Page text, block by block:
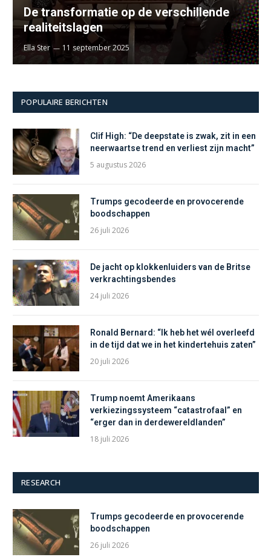
De transformatie op de verschillende
realiteitslagen
Ella Ster 11 september 2025
POPULAIRE BERICHTEN
Clif High: “De deepstate is zwak, zit in een
neerwaartse trend en verliest zijn macht”
5 augustus 2026
Trumps gecodeerde en provocerende
boodschappen
26 juli 2026
De jacht op klokkenluiders van de Britse
verkrachtingsbendes
24 juli 2026
Ronald Bernard: “Ik heb het wél overleefd
in de tijd dat we in het kindertehuis zaten”
20 juli 2026
Trump noemt Amerikaans
verkiezingssysteem “catastrofaal” en
“erger dan in derdewereldlanden”
18 juli 2026
RESEARCH
Trumps gecodeerde en provocerende
boodschappen
26 juli 2026